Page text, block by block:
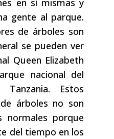
gente al parque.
de árboles son
se pueden ver
Queen Elizabeth
nacional del
Estos
árboles no son
normales porque
del tiempo en los